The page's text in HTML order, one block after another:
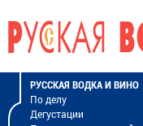
РУССКАЯ ВОДКА И ВИНО
По делу
Дегустации